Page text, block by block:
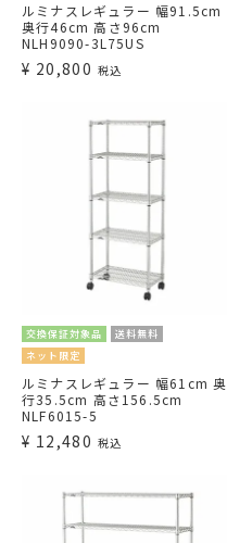
ルミナスレギュラー 幅91.5cm
奥行46cm 高さ96cm
NLH9090-3L75US
¥ 20,800 税込
交換保証対象品
送料無料
ネット限定
ルミナスレギュラー 幅61cm 奥
行35.5cm 高さ156.5cm
NLF6015-5
¥ 12,480 税込